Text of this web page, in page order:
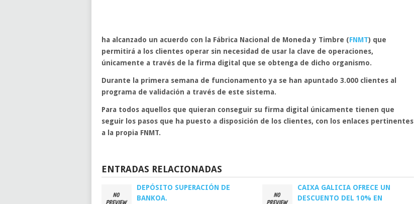
ha alcanzado un acuerdo con la Fábrica Nacional de Moneda y Timbre (FNMT) que
permitirá a los clientes operar sin necesidad de usar la clave de operaciones,
únicamente a través de la firma digital que se obtenga de dicho organismo.
Durante la primera semana de funcionamento ya se han apuntado 3.000 clientes al
programa de validación a través de este sistema.
Para todos aquellos que quieran conseguir su firma digital únicamente tienen que
seguir los pasos que ha puesto a disposición de los clientes, con los enlaces pertinentes
a la propia FNMT.
ENTRADAS RELACIONADAS
DEPÓSITO SUPERACIÓN DE
BANKOA.
CAIXA GALICIA OFRECE UN
DESCUENTO DEL 10% EN